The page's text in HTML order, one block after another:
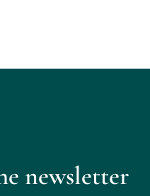
newsletter